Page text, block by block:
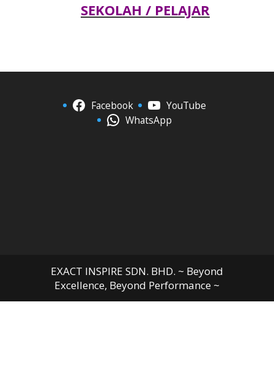
SEKOLAH / PELAJAR
Facebook
YouTube
WhatsApp
EXACT INSPIRE SDN. BHD. ~ Beyond
Excellence, Beyond Performance ~